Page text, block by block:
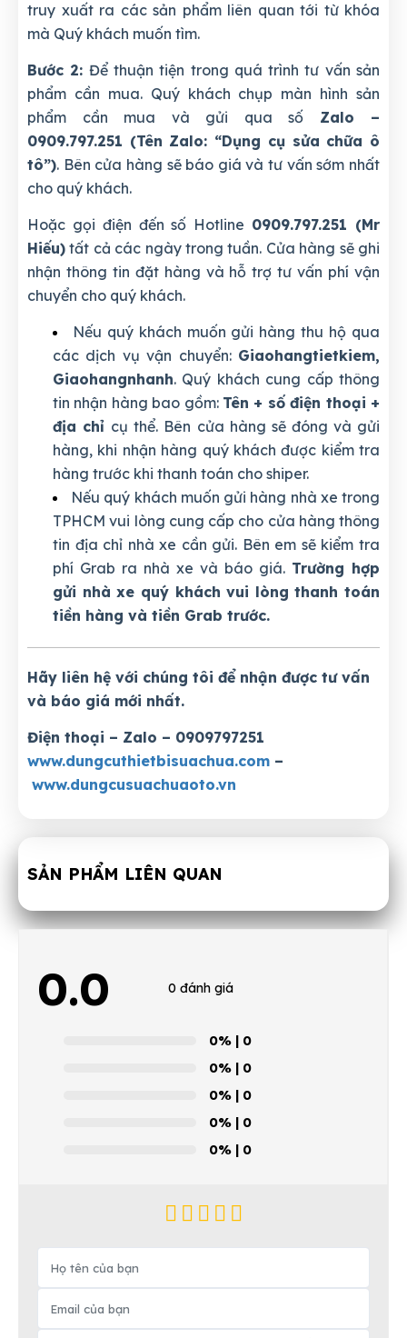
truy xuất ra các sản phẩm liên quan tới từ khóa
mà Quý khách muốn tìm.
Bước 2: Để thuận tiện trong quá trình tư vấn sản
phẩm cần mua. Quý khách chụp màn hình sản
phẩm cần mua và gửi qua số Zalo –
0909.797.251 (Tên Zalo: “Dụng cụ sửa chữa ô
tô”). Bên cửa hàng sẽ báo giá và tư vấn sớm nhất
cho quý khách.
Hoặc gọi điện đến số Hotline 0909.797.251 (Mr
Hiếu) tất cả các ngày trong tuần. Cửa hàng sẽ ghi
nhận thông tin đặt hàng và hỗ trợ tư vấn phí vận
chuyển cho quý khách.
Nếu quý khách muốn gửi hàng thu hộ qua
các dịch vụ vận chuyển: Giaohangtietkiem,
Giaohangnhanh. Quý khách cung cấp thông
tin nhận hàng bao gồm: Tên + số điện thoại +
địa chỉ cụ thể. Bên cửa hàng sẽ đóng và gửi
hàng, khi nhận hàng quý khách được kiểm tra
hàng trước khi thanh toán cho shiper.
Nếu quý khách muốn gửi hàng nhà xe trong
TPHCM vui lòng cung cấp cho cửa hàng thông
tin địa chỉ nhà xe cần gửi. Bên em sẽ kiểm tra
phí Grab ra nhà xe và báo giá. Trường hợp
gửi nhà xe quý khách vui lòng thanh toán
tiền hàng và tiền Grab trước.
Hãy liên hệ với chúng tôi để nhận được tư vấn
và báo giá mới nhất.
Điện thoại – Zalo – 0909797251
www.dungcuthietbisuachua.com –
www.dungcusuachuaoto.vn
SẢN PHẨM LIÊN QUAN
0.0 0 đánh giá
0% | 0
0% | 0
0% | 0
0% | 0
0% | 0